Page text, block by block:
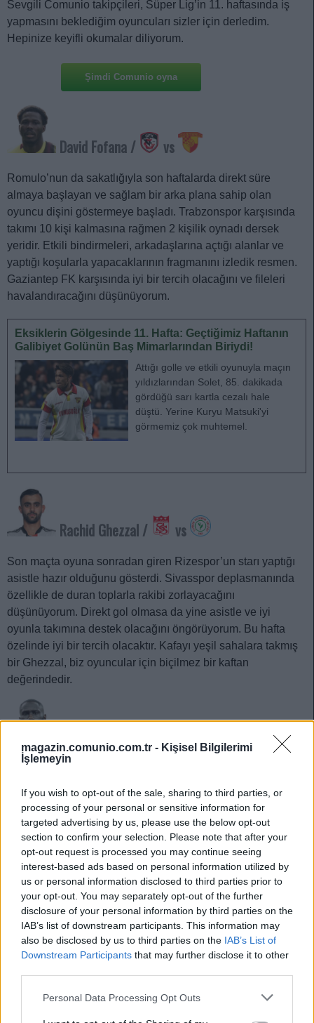
magazin.comunio.com.tr - Kişisel Bilgilerimi
İşlemeyin
If you wish to opt-out of the sale, sharing to third parties, or
processing of your personal or sensitive information for
targeted advertising by us, please use the below opt-out
section to confirm your selection. Please note that after your
opt-out request is processed you may continue seeing
interest-based ads based on personal information utilized by
us or personal information disclosed to third parties prior to
your opt-out. You may separately opt-out of the further
disclosure of your personal information by third parties on the
IAB’s list of downstream participants. This information may
also be disclosed by us to third parties on the IAB’s List of
Downstream Participants that may further disclose it to other
Please note that this website/app uses one or more Google
Personal Data Processing Opt Outs
Sevgili Comunio takipçileri, Süper Lig’in 11. haftasında iş
yapmasını beklediğim oyuncuları sizler için derledim.
Hepinize keyifli okumalar diliyorum.
Şimdi Comunio oyna
David Fofana / vs
Romulo’nun da sakatlığıyla son haftalarda direkt süre
almaya başlayan ve sağlam bir arka plana sahip olan
oyuncu dişini göstermeye başladı. Trabzonspor karşısında
takımı 10 kişi kalmasına rağmen 2 kişilik oynadı dersek
yeridir. Etkili bindirmeleri, arkadaşlarına açtığı alanlar ve
yaptığı koşularla yapacaklarının fragmanını izledik resmen.
Gaziantep FK karşısında iyi bir tercih olacağını ve fileleri
havalandıracağını düşünüyorum.
Eksiklerin Gölgesinde 11. Hafta: Geçtiğimiz Haftanın
Galibiyet Golünün Baş Mimarlarından Biriydi!
Attığı golle ve etkili oyunuyla maçın
yıldızlarından Solet, 85. dakikada
gördüğü sarı kartla cezalı hale
düştü. Yerine Kuryu Matsuki'yi
görmemiz çok muhtemel.
Rachid Ghezzal / vs
Son maçta oyuna sonradan giren Rizespor’un starı yaptığı
asistle hazır olduğunu gösterdi. Sivasspor deplasmanında
özellikle de duran toplarla rakibi zorlayacağını
düşünüyorum. Direkt gol olmasa da yine asistle ve iyi
oyunla takımına destek olacağını öngörüyorum. Bu hafta
özelinde iyi bir tercih olacaktır. Kafayı yeşil sahalara takmış
bir Ghezzal, biz oyuncular için biçilmez bir kaftan
değerindedir.
Arthur Masuaku / vs
Beşiktaş, moral maçına çıkıyor. Ancak Kasımpaşa’nın ne
kadar tehlikeli bir takım olduğunu unutmamak gerekiyor. Gol
için açılıp kontra ataklarla skoru kaybetme ihtimali her
zaman mevcut olacaktır. Bunlar bir ihtimal. Neticede
Beşiktaş’ın aradığını bulacağını ve ritim kaçırmadan yarışa
devam edeceğini öngörüyorum. Galatasaray’a karşı bence
Beşiktaş’ın en etkili oyuncusu Masuaku’ydu. Böyle bir form
grafiği mevcutken onu önermemek haksızlık olur. Hem duran
toplarda hem de akan oyunda etkili olacağını ve iyi puan
kazandıracağını düşünüyorum.